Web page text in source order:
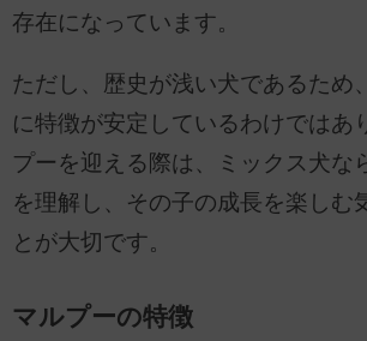
存在になっています。
ただし、歴史が浅い犬であるため
に特徴が安定しているわけではあ
プーを迎える際は、ミックス犬な
を理解し、その子の成長を楽しむ
とが大切です。
マルプーの特徴